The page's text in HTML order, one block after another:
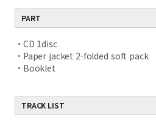
PART
・CD 1disc
・Paper jacket 2-folded soft pack
・Booklet
TRACK LIST